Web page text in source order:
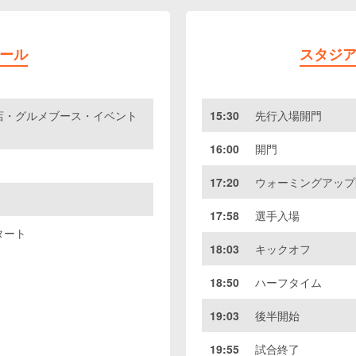
ル
グルメブース・イベント
ト
スタジ
15:30 先行入場開門
16:00 開門
17:20 ウォーミングアッ
17:58 選手入場
18:03 キックオフ
18:50 ハーフタイム
19:03 後半開始
19:55 試合終了